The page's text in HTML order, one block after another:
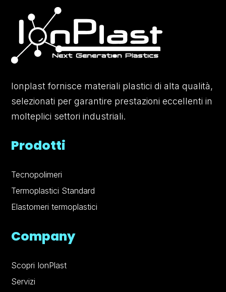
Ionplast fornisce materiali plastici di alta qualità,
selezionati per garantire prestazioni eccellenti in
molteplici settori industriali.
Prodotti
Tecnopolimeri
Termoplastici Standard
Elastomeri termoplastici
Company
Scopri IonPlast
Servizi